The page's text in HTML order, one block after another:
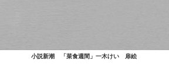
小説新潮 「菜食週間」一木けい 扉絵